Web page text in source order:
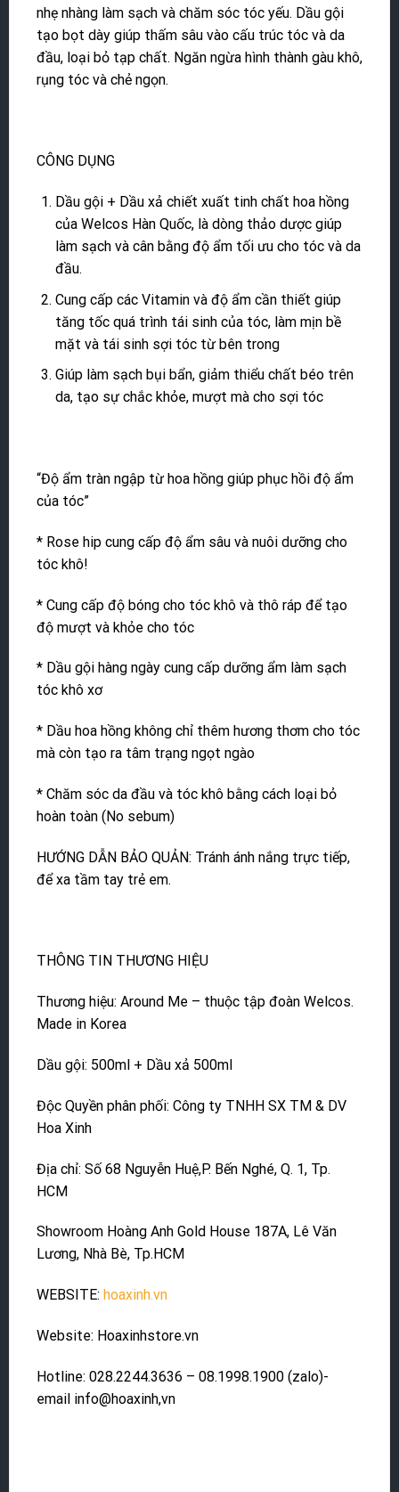
nhẹ nhàng làm sạch và chăm sóc tóc yếu. Dầu gội
tạo bọt dày giúp thấm sâu vào cấu trúc tóc và da
đầu, loại bỏ tạp chất. Ngăn ngừa hình thành gàu khô,
rụng tóc và chẻ ngọn.
CÔNG DỤNG
Dầu gội + Dầu xả chiết xuất tinh chất hoa hồng
của Welcos Hàn Quốc, là dòng thảo dược giúp
làm sạch và cân bằng độ ẩm tối ưu cho tóc và da
đầu.
Cung cấp các Vitamin và độ ẩm cần thiết giúp
tăng tốc quá trình tái sinh của tóc, làm mịn bề
mặt và tái sinh sợi tóc từ bên trong
Giúp làm sạch bụi bẩn, giảm thiểu chất béo trên
da, tạo sự chắc khỏe, mượt mà cho sợi tóc
“Độ ẩm tràn ngập từ hoa hồng giúp phục hồi độ ẩm
của tóc”
* Rose hip cung cấp độ ẩm sâu và nuôi dưỡng cho
tóc khô!
* Cung cấp độ bóng cho tóc khô và thô ráp để tạo
độ mượt và khỏe cho tóc
* Dầu gội hàng ngày cung cấp dưỡng ẩm làm sạch
tóc khô xơ
* Dầu hoa hồng không chỉ thêm hương thơm cho tóc
mà còn tạo ra tâm trạng ngọt ngào
* Chăm sóc da đầu và tóc khô bằng cách loại bỏ
hoàn toàn (No sebum)
HƯỚNG DẪN BẢO QUẢN: Tránh ánh nắng trực tiếp,
để xa tầm tay trẻ em.
THÔNG TIN THƯƠNG HIỆU
Thương hiệu: Around Me – thuộc tập đoàn Welcos.
Made in Korea
Dầu gội: 500ml + Dầu xả 500ml
Độc Quyền phân phối: Công ty TNHH SX TM & DV
Hoa Xinh
Địa chỉ: Số 68 Nguyễn Huệ,P. Bến Nghé, Q. 1, Tp.
HCM
Showroom Hoàng Anh Gold House 187A, Lê Văn
Lương, Nhà Bè, Tp.HCM
WEBSITE: hoaxinh.vn
Website: Hoaxinhstore.vn
Hotline: 028.2244.3636 – 08.1998.1900 (zalo)-
email info@hoaxinh,vn